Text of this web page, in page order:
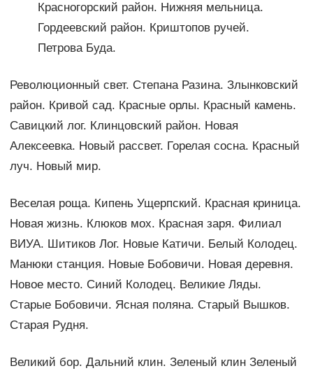
Красногорский район. Нижняя мельница.
Гордеевский район. Криштопов ручей.
Петрова Буда.
Революционный свет. Степана Разина. Злынковский
район. Кривой сад. Красные орлы. Красный камень.
Савицкий лог. Клинцовский район. Новая
Алексеевка. Новый рассвет. Горелая сосна. Красный
луч. Новый мир.
Веселая роща. Кипень Ущерпский. Красная криница.
Новая жизнь. Клюков мох. Красная заря. Филиал
ВИУА. Шитиков Лог. Новые Катичи. Белый Колодец.
Манюки станция. Новые Бобовичи. Новая деревня.
Новое место. Синий Колодец. Великие Ляды.
Старые Бобовичи. Ясная поляна. Старый Вышков.
Старая Рудня.
Великий бор. Дальний клин. Зеленый клин Зеленый